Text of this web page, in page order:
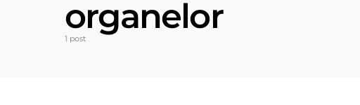
organelor
1 post